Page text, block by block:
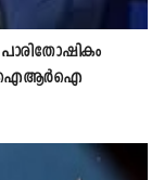
ഐആർഐ